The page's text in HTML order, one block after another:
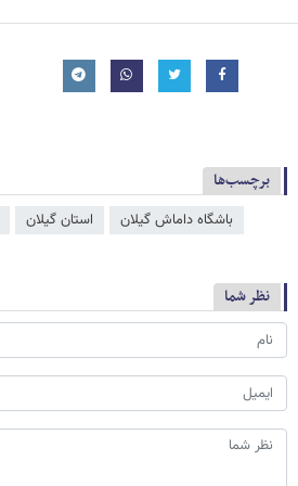
برچسب‌ها
باشگاه داماش گیلان استان گیلان
نظر شما